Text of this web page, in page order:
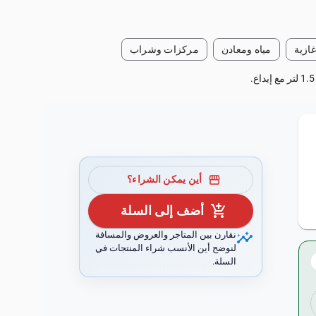
مياه ومعادن مركزات وشراب
storefront أين يمكن الشراء؟
add_shopping_cart أضف إلى السلة
insightsنقارن بين المتاجر والعروض والمسافة
لنوضح أين الأنسب شراء المنتجات في
السلة.